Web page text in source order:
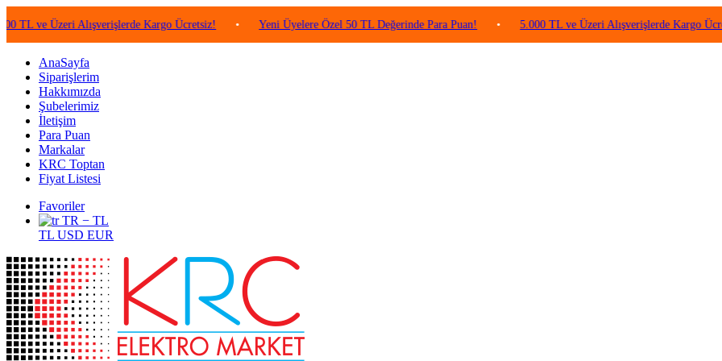
Üzeri Alışverişlerde Kargo Ücretsiz! • Yeni Üyelere Özel 50 TL Değerinde Para Puan! • 5.000 TL ve Üzeri Alışverişlerde Kargo Ücretsiz!
AnaSayfa
Siparişlerim
Hakkımızda
Şubelerimiz
İletişim
Para Puan
Markalar
KRC Toptan
Fiyat Listesi
Favoriler
TR − TL
TL USD EUR